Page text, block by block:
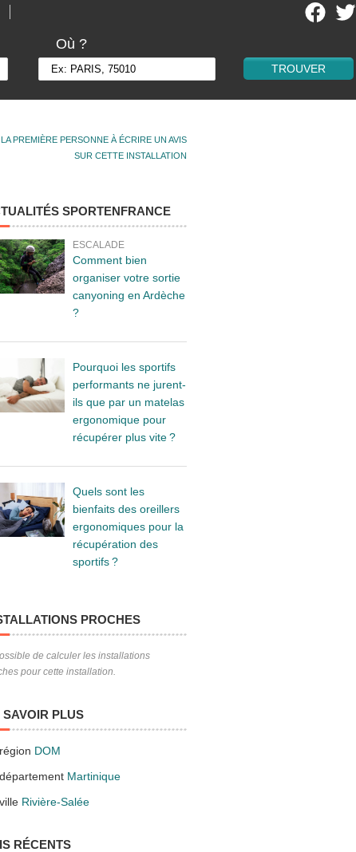
Où ?
PREMIÈRE PERSONNE À ÉCRIRE UN AVIS
SUR CETTE INSTALLATION
SPORTENFRANCE
ESCALADE
Comment bien
organiser votre sortie
canyoning en Ardèche
?
Pourquoi les sportifs
performants ne jurent-
ils que par un matelas
ergonomique pour
récupérer plus vite ?
Quels sont les
bienfaits des oreillers
ergonomiques pour la
récupération des
sportifs ?
PROCHES
de calculer les installations
pour cette installation.
SAVOIR PLUS
DOM
Martinique
Rivière-Salée
RÉCENTS